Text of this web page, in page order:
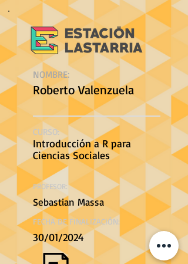
NOMBRE:
Roberto Valenzuela
CURSO:
Introducción a R para
Ciencias Sociales
PROFESOR:
Sebastian Massa
FECHA DE FINALIZACIÓN:
30/01/2024